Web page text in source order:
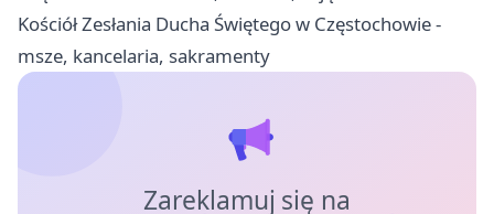
Kościół Zesłania Ducha Świętego w Częstochowie -
msze, kancelaria, sakramenty
Zareklamuj się na